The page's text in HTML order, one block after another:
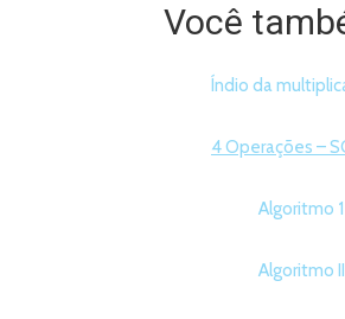
Você
Índio da
4 Operações –
Algoritmo
Algoritmo